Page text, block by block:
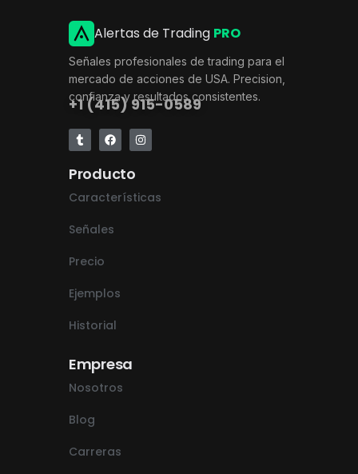
Alertas de Trading PRO
Señales profesionales de trading para el
mercado de acciones de USA. Precision,
confianza y resultados consistentes.
+1 (415) 915-0589
Producto
Características
Señales
Precio
Ejemplos
Historial
Empresa
Nosotros
Blog
Carreras